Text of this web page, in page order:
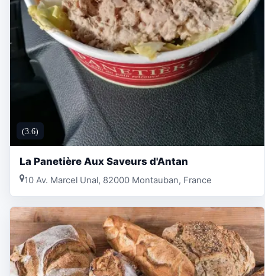
(3.6)
La Panetière Aux Saveurs d'Antan
10 Av. Marcel Unal, 82000 Montauban, France